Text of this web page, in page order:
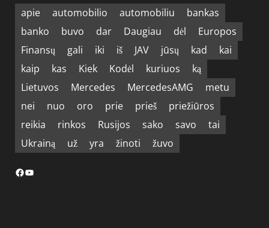
apie automobilio automobiliu
bankas
banko
buvo dar Daugiau dėl
Europos
Finansų
gali iki iš JAV jūsų kad
kai
kaip
kas Kiek Kodėl kuriuos
ką
Lietuvos
Mercedes MercedesAMG
metu
nei
nuo oro prie prieš
priežiūros
reikia
rinkos Rusijos sako savo
tai
Ukrainą
už yra žinoti žuvo
Facebook
YouTube